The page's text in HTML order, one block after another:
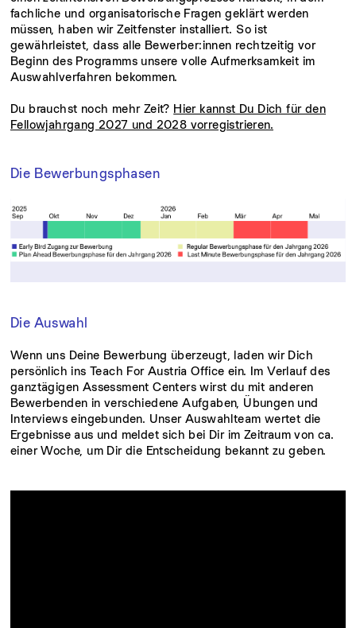
fachliche und organisatorische Fragen geklärt werden
müssen, haben wir Zeitfenster installiert. So ist
gewährleistet, dass alle Bewerber:innen rechtzeitig vor
Beginn des Programms unsere volle Aufmerksamkeit im
Auswahlverfahren bekommen.
Du brauchst noch mehr Zeit? Hier kannst Du Dich für den
Fellowjahrgang 2027 und 2028 vorregistrieren.
Die Bewerbungsphasen
Die Auswahl
Wenn uns Deine Bewerbung überzeugt, laden wir Dich
persönlich ins Teach For Austria Office ein. Im Verlauf des
ganztägigen Assessment Centers wirst du mit anderen
Bewerbenden in verschiedene Aufgaben, Übungen und
Interviews eingebunden. Unser Auswahlteam wertet die
Ergebnisse aus und meldet sich bei Dir im Zeitraum von ca.
einer Woche, um Dir die Entscheidung bekannt zu geben.